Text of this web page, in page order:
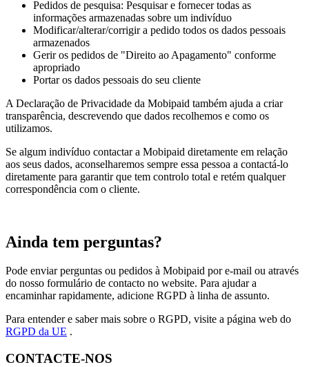
Pedidos de pesquisa: Pesquisar e fornecer todas as
informações armazenadas sobre um indivíduo
Modificar/alterar/corrigir a pedido todos os dados pessoais
armazenados
Gerir os pedidos de "Direito ao Apagamento" conforme
apropriado
Portar os dados pessoais do seu cliente
A Declaração de Privacidade da Mobipaid também ajuda a criar
transparência, descrevendo que dados recolhemos e como os
utilizamos.
Se algum indivíduo contactar a Mobipaid diretamente em relação
aos seus dados, aconselharemos sempre essa pessoa a contactá-lo
diretamente para garantir que tem controlo total e retém qualquer
correspondência com o cliente.
Ainda tem perguntas?
Pode enviar perguntas ou pedidos à Mobipaid por e-mail ou através
do nosso formulário de contacto no website. Para ajudar a
encaminhar rapidamente, adicione RGPD à linha de assunto.
Para entender e saber mais sobre o RGPD, visite a página web do
RGPD da UE .
CONTACTE-NOS